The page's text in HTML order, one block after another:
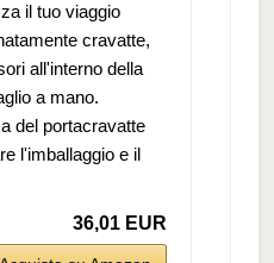
il tuo viaggio
cravatte,
all'interno della
a mano.
del portacravatte
l'imballaggio e il
36,01 EUR